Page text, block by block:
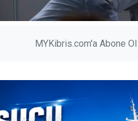
MYKibris.com'a Abone Ol